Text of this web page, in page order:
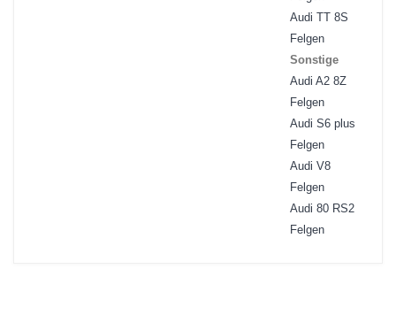
Audi TT 8S
Felgen
Sonstige
Audi A2 8Z
Felgen
Audi S6 plus
Felgen
Audi V8
Felgen
Audi 80 RS2
Felgen